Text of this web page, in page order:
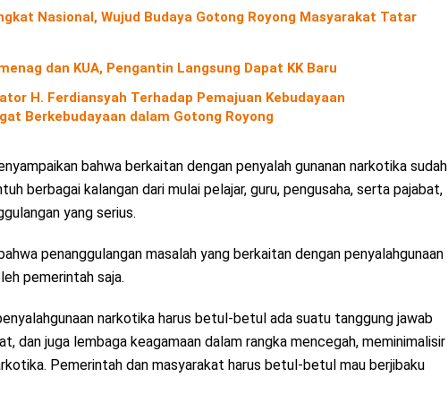
Nasional, Wujud Budaya Gotong Royong Masyarakat Tatar
dan KUA, Pengantin Langsung Dapat KK Baru
H. Ferdiansyah Terhadap Pemajuan Kebudayaan
Berkebudayaan dalam Gotong Royong
bahwa berkaitan dengan penyalah gunanan narkotika sudah
berbagai kalangan dari mulai pelajar, guru, pengusaha, serta pajabat,
yang serius.
penanggulangan masalah yang berkaitan dengan penyalahgunaan
pemerintah saja.
narkotika harus betul-betul ada suatu tanggung jawab
dan juga lembaga keagamaan dalam rangka mencegah, meminimalisir
Pemerintah dan masyarakat harus betul-betul mau berjibaku